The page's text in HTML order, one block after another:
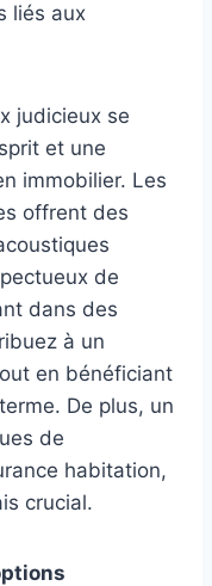
liés aux
judicieux se
et une
immobilier. Les
offrent des
de
dans des
à un
en bénéficiant
De plus, un
de
habitation,
crucial.